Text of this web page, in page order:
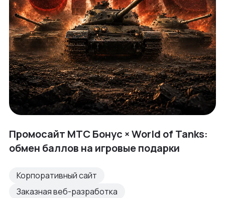
Промосайт МТС Бонус × World of Tanks:
обмен баллов на игровые подарки
Корпоративный сайт
Заказная веб-разработка